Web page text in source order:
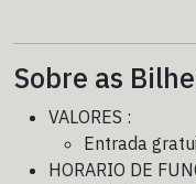
Sobre as
VALORES :
Entrada
HORARIO DE